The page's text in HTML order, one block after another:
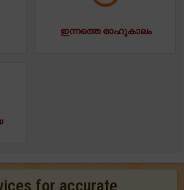
ഇന്നത്തെ രാഹുകാലം
for accurate